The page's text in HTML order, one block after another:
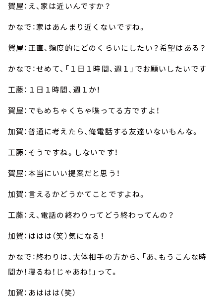
賀屋：え、家は近いんですか？
かなで：家はあんまり近くないですね。
賀屋：正直、頻度的にどのくらいにしたい？希望はある？
かなで：せめて、「１日１時間、週１」でお願いしたいです
工藤：１日１時間、週１か！
賀屋：でもめちゃくちゃ喋ってる方ですよ！
加賀：普通に考えたら、俺電話する友達いないもんな。
工藤：そうですね。しないです！
賀屋：本当にいい提案だと思う！
加賀：言えるかどうかてことですよね。
工藤：え、電話の終わりってどう終わってんの？
加賀：ははは（笑）気になる！
かなで：終わりは、大体相手の方から、「あ、もうこんな時
間か！寝るね！じゃあね！」って。
加賀：あははは（笑）